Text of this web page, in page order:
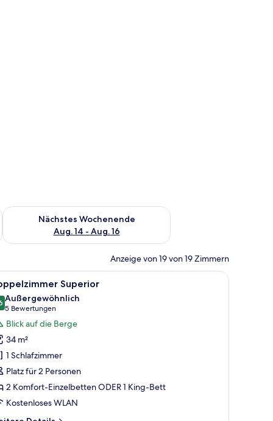
Aug. 7 - Aug. 9.
Nächstes Wochenende
Aug. 14 - Aug. 16
Überprüfe die Verfügbarkeit für nächstes Wochenende, Aug.
Anzeige von 19 von 19 Zimmern
Lampe und einem Fenster mit Vorhängen.
inklusive Tisch und Stühlen sowie großen Fenstern mit Vorhängen.
Ein Hotelzimmer mit einem Bett, einem
8 Superior
von 10
Außergewöhnlich
5 Bewertungen
(5
Bewertungen)
Blick auf die Berge
34 m²
1 Schlafzimmer
Platz für 2 Personen
2 Komfort-Einzelbetten ODER 1 King-Bett
Kostenloses WLAN